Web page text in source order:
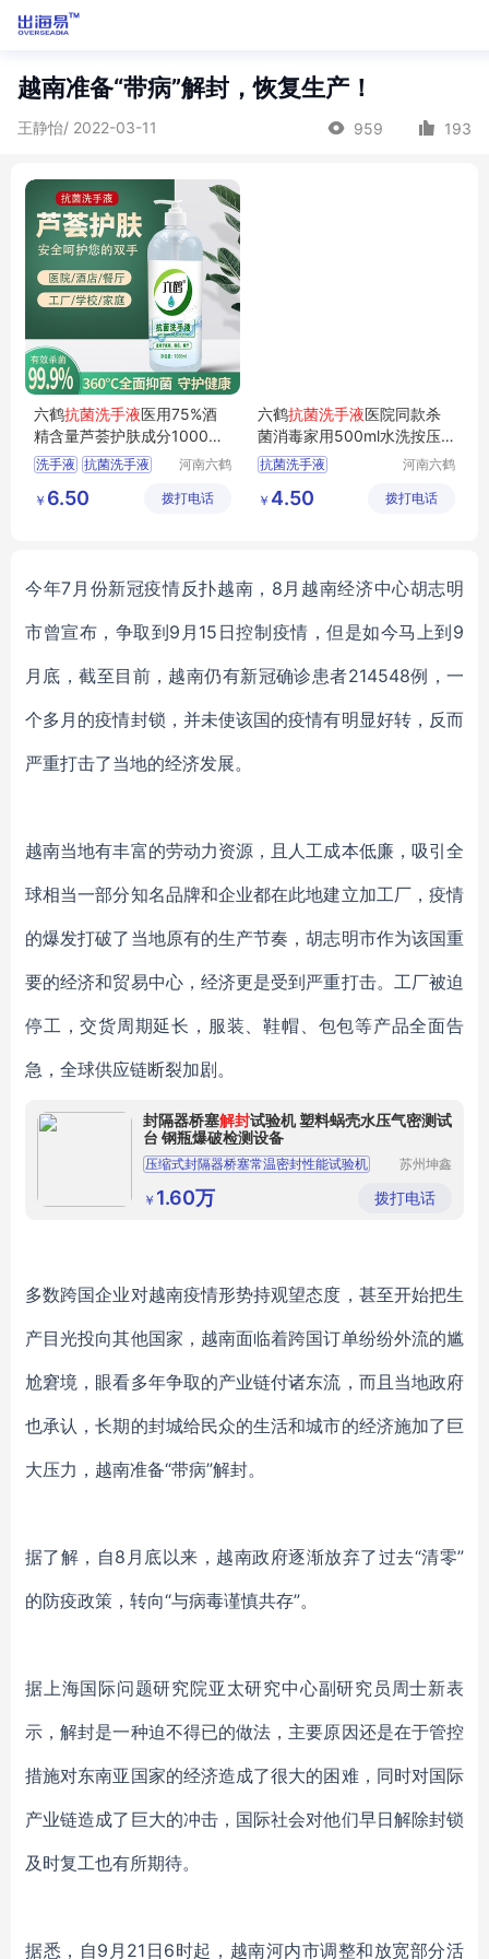
越南准备“带病”解封，恢复生产！
王静怡/ 2022-03-11 959 193
六鹤抗菌洗手液医用75%酒
精含量芦荟护肤成分1000ml
大容量供医院
洗手液 抗菌洗手液
消毒洗手液
河南六鹤
有限公司
￥ 6.50 拨打电话
六鹤抗菌洗手液医院同款杀
菌消毒家用500ml水洗按压
抑菌现货速发
抗菌洗手液
消毒洗手液
河南六鹤
有限公司
￥ 4.50 拨打电话
今年7月份新冠疫情反扑越南，8月越南经济中心胡志明
市曾宣布，争取到9月15日控制疫情，但是如今马上到9
月底，截至目前，越南仍有新冠确诊患者214548例，一
个多月的疫情封锁，并未使该国的疫情有明显好转，反而
严重打击了当地的经济发展。
越南当地有丰富的劳动力资源，且人工成本低廉，吸引全
球相当一部分知名品牌和企业都在此地建立加工厂，疫情
的爆发打破了当地原有的生产节奏，胡志明市作为该国重
要的经济和贸易中心，经济更是受到严重打击。工厂被迫
停工，交货周期延长，服装、鞋帽、包包等产品全面告
急，全球供应链断裂加剧。
封隔器桥塞解封试验机 塑料蜗壳水压气密测试
台 钢瓶爆破检测设备
压缩式封隔器桥塞常温密封性能试验机
扩张式封隔器桥塞高温密封性能试验机
自膨胀封隔器桥塞性能试验机
苏州坤鑫
有限公司
￥ 1.60万 拨打电话
多数跨国企业对越南疫情形势持观望态度，甚至开始把生
产目光投向其他国家，越南面临着跨国订单纷纷外流的尴
尬窘境，眼看多年争取的产业链付诸东流，而且当地政府
也承认，长期的封城给民众的生活和城市的经济施加了巨
大压力，越南准备“带病”解封。
据了解，自8月底以来，越南政府逐渐放弃了过去“清零”
的防疫政策，转向“与病毒谨慎共存”。
据上海国际问题研究院亚太研究中心副研究员周士新表
示，解封是一种迫不得已的做法，主要原因还是在于管控
措施对东南亚国家的经济造成了很大的困难，同时对国际
产业链造成了巨大的冲击，国际社会对他们早日解除封锁
及时复工也有所期待。
据悉，自9月21日6时起，越南河内市调整和放宽部分活